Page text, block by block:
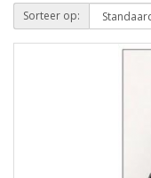
Sorteer op: